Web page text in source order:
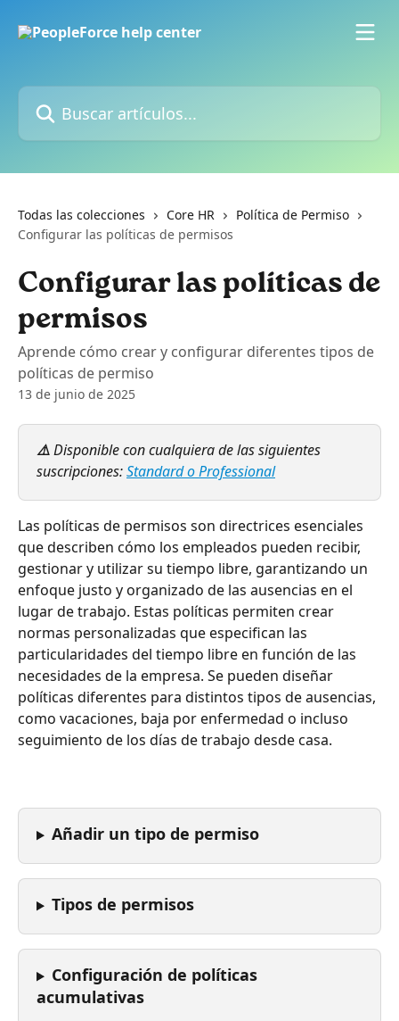
Buscar artículos...
Todas las colecciones Core HR
Política de Permiso
Configurar las políticas de permisos
Configurar las políticas de
permisos
Aprende cómo crear y configurar diferentes tipos de
políticas de permiso
13 de junio de 2025
⚠️ Disponible con cualquiera de las siguientes
suscripciones: Standard o Professional
Las políticas de permisos son directrices esenciales
que describen cómo los empleados pueden recibir,
gestionar y utilizar su tiempo libre, garantizando un
enfoque justo y organizado de las ausencias en el
lugar de trabajo. Estas políticas permiten crear
normas personalizadas que especifican las
particularidades del tiempo libre en función de las
necesidades de la empresa. Se pueden diseñar
políticas diferentes para distintos tipos de ausencias,
como vacaciones, baja por enfermedad o incluso
seguimiento de los días de trabajo desde casa.
Añadir un tipo de permiso
Tipos de permisos
Configuración de políticas
acumulativas